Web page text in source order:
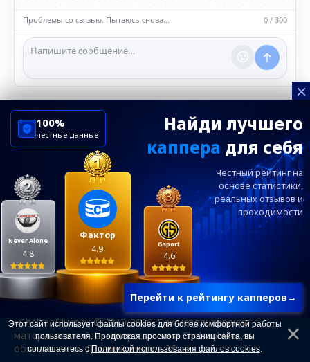
насилию.
ℹ️ Модераторы и администраторы вправе удалять
сообщения и ограничивать доступ к чату при
нарушении правил.
Проблемы со связью. Пытаюсь снова… 0 / 300
×
Найди лучшего
каппера для себя
Честный рейтинг на
основе статистики,
реальныхотзывов и
проходимости
Перейти к рейтингу капперов→
Фактор
4.9
Never Alone
4.8
Gsport
4.6
100%
честные данные
ChelseaBluesRu
ФК Челси
Посетителям
Информация
Ежевечерний дайджест главных новостей от
редакции ChelseaBlues.ru — подписывайтесь!
«ChelseaBlues.ru © 2010-2026. При использовании
материалов сайта, гиперссылка на Chelseablues.ru
обязательна». Для лиц старше 18 лет.
Этот сайт использует файлы cookies для более комфортной работы
пользователя. Продолжая просмотр страниц сайта, вы
соглашаетесь сПолитикой использования файлов cookies.